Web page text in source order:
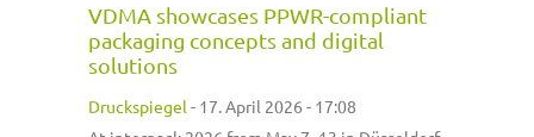
VDMA showcases PPWR-compliant
packaging concepts and digital
solutions
Druckspiegel - 17. April 2026 - 17:08